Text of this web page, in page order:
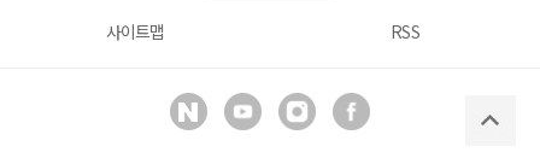
사이트맵 RSS